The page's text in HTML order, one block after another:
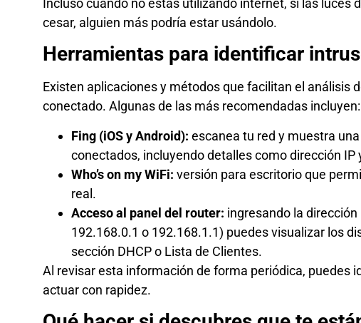
Incluso cuando no estás utilizando internet, si las luces
cesar, alguien más podría estar usándolo.
Herramientas para identificar
Existen aplicaciones y métodos que facilitan el análisis
conectado. Algunas de las más recomendadas incluyen:
Fing (iOS y Android): escanea tu red y muestra
conectados, incluyendo detalles como dirección IP
Who’s on my WiFi: versión para escritorio que
real.
Acceso al panel del router: ingresando la
192.168.0.1 o 192.168.1.1) puedes visualizar los
sección DHCP o Lista de Clientes.
Al revisar esta información de forma periódica, puedes
actuar con rapidez.